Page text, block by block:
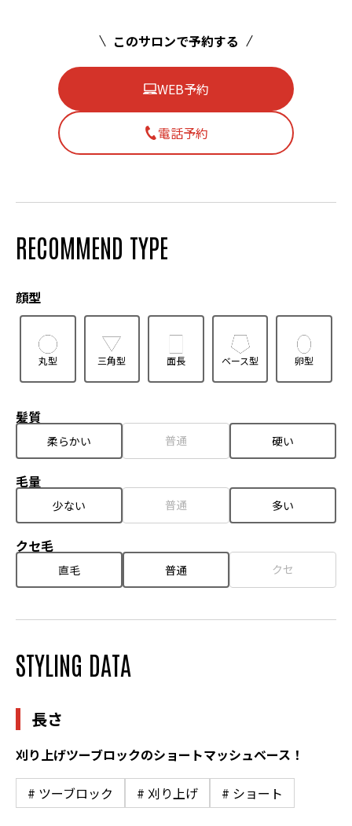
このサロンで予約する
WEB予約
電話予約
RECOMMEND TYPE
顔型
丸型 三角型 面長 ベース型 卵型
髪質
柔らかい 普通 硬い
毛量
少ない 普通 多い
クセ毛
直毛 普通 クセ
STYLING DATA
長さ
刈り上げツーブロックのショートマッシュベース！
# ツーブロック # 刈り上げ # ショート